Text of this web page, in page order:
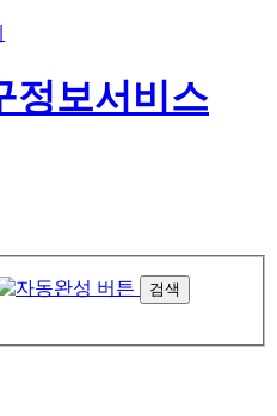
검색